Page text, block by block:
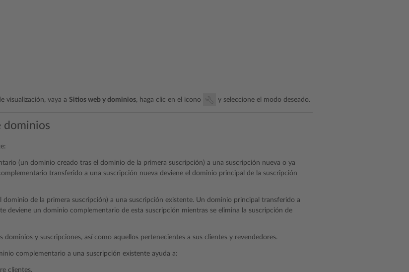
visualización, vaya a Sitios web y dominios, haga clic en el icono y seleccione el modo deseado.
dominios
(un dominio creado tras el dominio de la primera suscripción) a una suscripción nueva o ya
transferido a una suscripción nueva deviene el dominio principal de la suscripción
dominio de la primera suscripción) a una suscripción existente. Un dominio principal transferido a
deviene un dominio complementario de esta suscripción mientras se elimina la suscripción de
dominios y suscripciones, así como aquellos pertenecientes a sus clientes y revendedores.
complementario a una suscripción existente ayuda a:
clientes.